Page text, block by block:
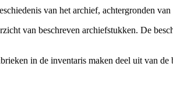
van het archief, achtergronden
van beschreven archiefstukken. De
in de inventaris maken deel uit van